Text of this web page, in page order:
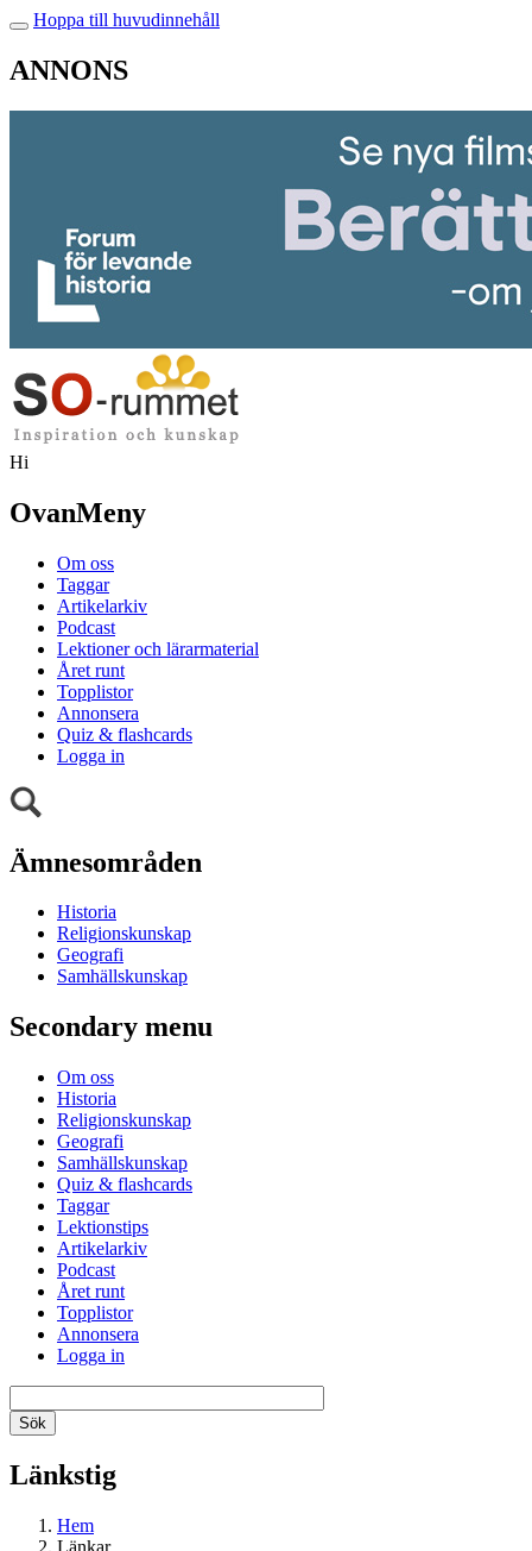
Hoppa till huvudinnehåll
ANNONS
Hi
OvanMeny
Om oss
Taggar
Artikelarkiv
Podcast
Lektioner och lärarmaterial
Året runt
Topplistor
Annonsera
Quiz & flashcards
Logga in
Ämnesområden
Historia
Religionskunskap
Geografi
Samhällskunskap
Secondary menu
Om oss
Historia
Religionskunskap
Geografi
Samhällskunskap
Quiz & flashcards
Taggar
Lektionstips
Artikelarkiv
Podcast
Året runt
Topplistor
Annonsera
Logga in
Länkstig
Hem
Länkar